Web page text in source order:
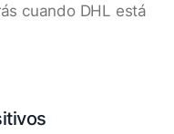
cuando DHL está